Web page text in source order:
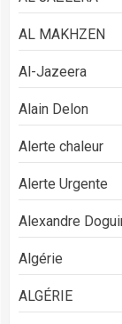
AL MAKHZEN
Al-Jazeera
Alain Delon
Alerte chaleur
Alerte Urgente
Alexandre
Algérie
ALGÉRIE